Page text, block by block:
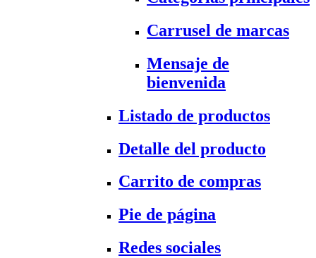
Carrusel de marcas
Mensaje de
bienvenida
Listado de productos
Detalle del producto
Carrito de compras
Pie de página
Redes sociales